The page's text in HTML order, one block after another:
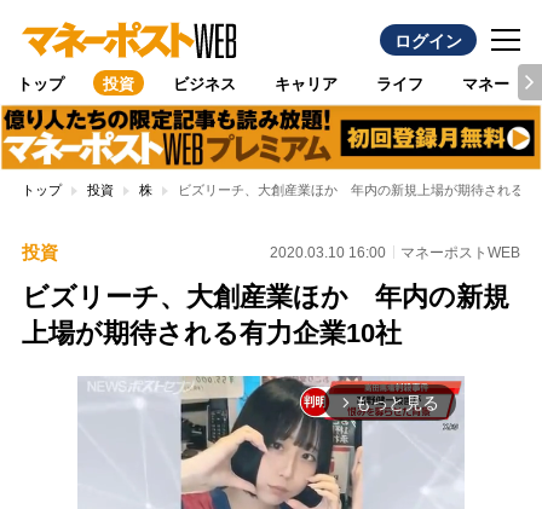
ログイン
トップ 投資 ビジネス キャリア ライフ マネー
トップ 投資 株 ビズリーチ、大創産業ほか 年内の新規上場が期待される有
投資 2020.03.10 16:00 マネーポストWEB
ビズリーチ、大創産業ほか 年内の新規
上場が期待される有力企業10社
arrow_forward_ios もっと見る